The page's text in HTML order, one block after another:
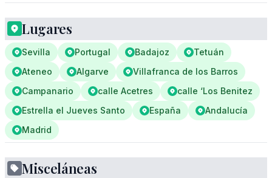
Lugares
Sevilla Portugal Badajoz
Tetuán
Ateneo
Algarve
Villafranca de los Barros
Campanario
calle Acetres
calle ‘Los Benitez
Estrella el Jueves Santo
España
Andalucía
Madrid
Misceláneas